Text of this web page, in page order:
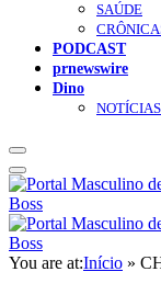
SAÚDE
PODCAST
prnewswire
Dino
You are at:Início »